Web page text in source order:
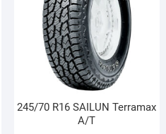
245/70 R16 SAILUN Terramax
A/T